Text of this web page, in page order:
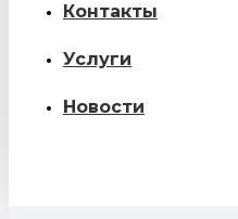
Контакты
Услуги
Новости